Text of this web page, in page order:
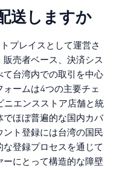
送しますか
プレイスとして運営さ
売者ベース、決済シス
台湾内での取引を中心
ームは4つの主要チェ
ニエンスストア店舗と統
ほぼ普遍的な国内カバ
ト登録には台湾の国民
登録プロセスを通じて
にとって構造的な障壁